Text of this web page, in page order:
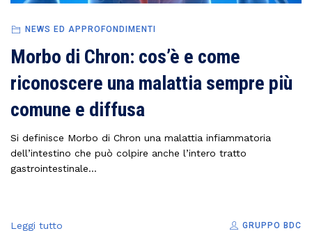
NEWS ED APPROFONDIMENTI
Morbo di Chron: cos’è e come
riconoscere una malattia sempre più
comune e diffusa
Si definisce Morbo di Chron una malattia infiammatoria
dell’intestino che può colpire anche l’intero tratto
gastrointestinale...
Leggi tutto GRUPPO BDC